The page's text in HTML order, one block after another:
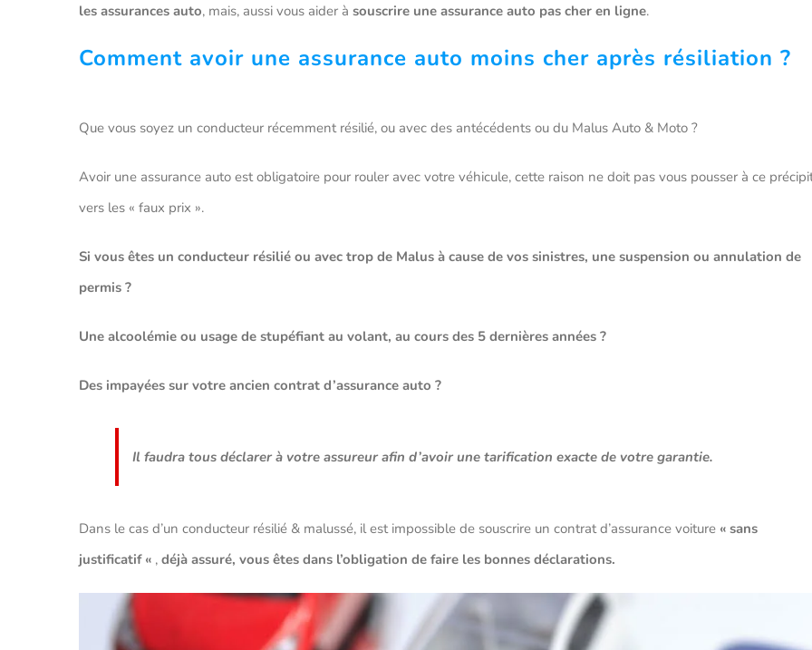
les assurances auto, mais, aussi vous aider à souscrire une assurance auto pas cher en ligne.
Comment avoir une assurance auto moins cher après résiliation ?
Que vous soyez un conducteur récemment résilié, ou avec des antécédents ou du Malus Auto & Moto ?
Avoir une assurance auto est obligatoire pour rouler avec votre véhicule, cette raison ne doit pas vous pousser à ce
vers les « faux prix ».
Si vous êtes un conducteur résilié ou avec trop de Malus à cause de vos sinistres, une suspension ou annulation de
permis ?
Une alcoolémie ou usage de stupéfiant au volant, au cours des 5 dernières années ?
Des impayées sur votre ancien contrat d’assurance auto ?
Il faudra tous déclarer à votre assureur afin d’avoir une tarification exacte de votre garantie.
Dans le cas d’un conducteur résilié & malussé, il est impossible de souscrire un contrat d’assurance voiture « sans
justificatif « , déjà assuré, vous êtes dans l’obligation de faire les bonnes déclarations.